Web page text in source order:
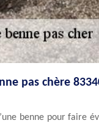
pas chère
benne pour faire